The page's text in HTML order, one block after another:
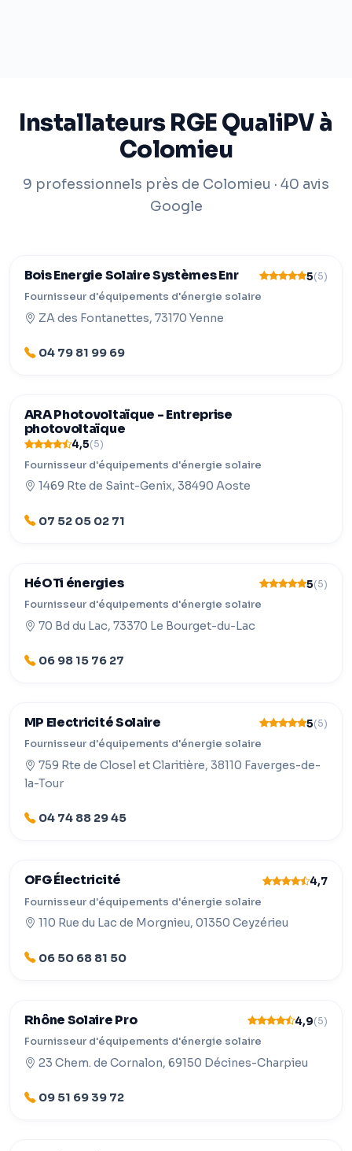
Installateurs RGE QualiPV à
Colomieu
9 professionnels près de Colomieu · 40 avis
Google
Bois Energie Solaire Systèmes Enr 5(5)
Fournisseur d'équipements d'énergie solaire
ZA des Fontanettes, 73170 Yenne
04 79 81 99 69
ARA Photovoltaïque - Entreprise
photovoltaïque
4,5(5)
Fournisseur d'équipements d'énergie solaire
1469 Rte de Saint-Genix, 38490 Aoste
07 52 05 02 71
HéOTi énergies 5(5)
Fournisseur d'équipements d'énergie solaire
70 Bd du Lac, 73370 Le Bourget-du-Lac
06 98 15 76 27
MP Electricité Solaire 5(5)
Fournisseur d'équipements d'énergie solaire
759 Rte de Closel et Claritière, 38110 Faverges-de-
la-Tour
04 74 88 29 45
OFG Électricité 4,7
Fournisseur d'équipements d'énergie solaire
110 Rue du Lac de Morgnieu, 01350 Ceyzérieu
06 50 68 81 50
Rhône Solaire Pro 4,9(5)
Fournisseur d'équipements d'énergie solaire
23 Chem. de Cornalon, 69150 Décines-Charpieu
09 51 69 39 72